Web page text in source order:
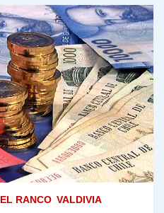
EL RANCO VALDIVIA